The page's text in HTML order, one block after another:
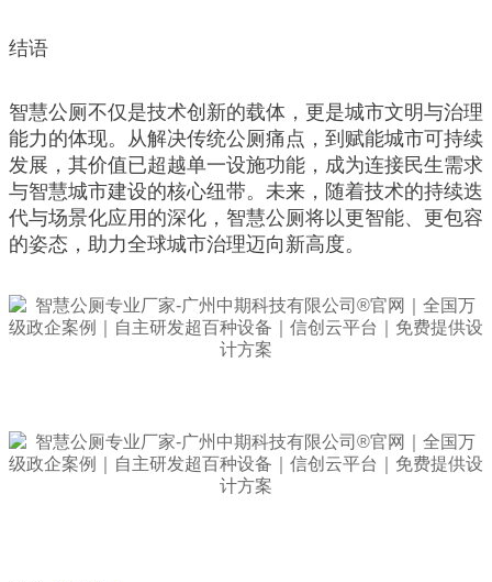
结语
智慧公厕不仅是技术创新的载体，更是城市文明与治理
能力的体现。从解决传统公厕痛点，到赋能城市可持续
发展，其价值已超越单一设施功能，成为连接民生需求
与智慧城市建设的核心纽带。未来，随着技术的持续迭
代与场景化应用的深化，智慧公厕将以更智能、更包容
的姿态，助力全球城市治理迈向新高度。